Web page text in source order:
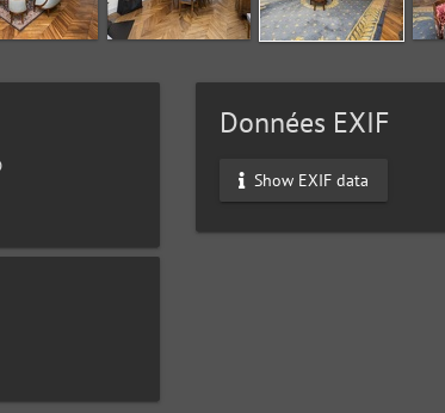
Données EXIF
Show EXIF data